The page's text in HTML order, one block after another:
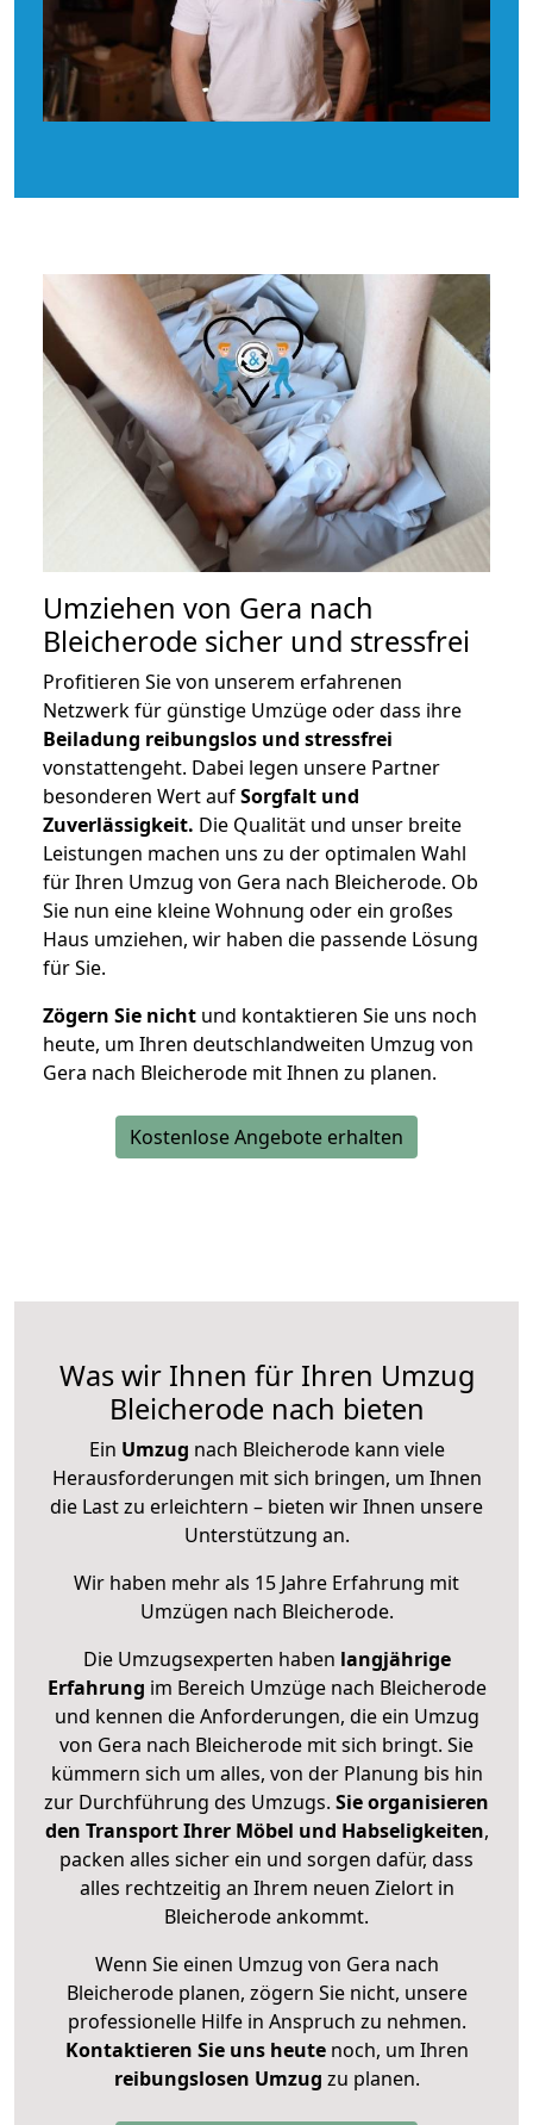
Umziehen von Gera nach
Bleicherode sicher und stressfrei
Profitieren Sie von unserem erfahrenen
Netzwerk für günstige Umzüge oder dass ihre
Beiladung reibungslos und stressfrei
vonstattengeht. Dabei legen unsere Partner
besonderen Wert aufSorgfalt und
Zuverlässigkeit. Die Qualität und unser breite
Leistungen machen uns zu der optimalen Wahl
für Ihren Umzug von Gera nach Bleicherode. Ob
Sie nun eine kleine Wohnung oder ein großes
Haus umziehen, wir haben die passende Lösung
für Sie.
Zögern Sie nicht und kontaktieren Sie uns noch
heute, um Ihren deutschlandweiten Umzug von
Gera nach Bleicherode mit Ihnen zu planen.
Kostenlose Angebote erhalten
Was wir Ihnen für Ihren Umzug
Bleicherode nach bieten
Ein Umzug nach Bleicherode kann viele
Herausforderungen mit sich bringen, um Ihnen
die Last zu erleichtern – bieten wir Ihnen unsere
Unterstützung an.
Wir haben mehr als 15 Jahre Erfahrung mit
Umzügen nach Bleicherode.
Die Umzugsexperten haben langjährige
Erfahrung im Bereich Umzüge nach Bleicherode
und kennen die Anforderungen, die ein Umzug
von Gera nach Bleicherode mit sich bringt. Sie
kümmern sich um alles, von der Planung bis hin
zur Durchführung des Umzugs. Sie organisieren
den Transport Ihrer Möbel und Habseligkeiten,
packen alles sicher ein und sorgen dafür, dass
alles rechtzeitig an Ihrem neuen Zielort in
Bleicherode ankommt.
Wenn Sie einen Umzug von Gera nach
Bleicherode planen, zögern Sie nicht, unsere
professionelle Hilfe in Anspruch zu nehmen.
Kontaktieren Sie uns heutenoch, um Ihren
reibungslosen Umzug zu planen.